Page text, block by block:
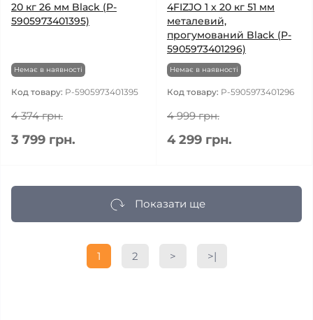
20 кг 26 мм Black (P-
5905973401395)
Немає в наявності
Код товару: P-5905973401395
4 374 грн.
3 799 грн.
4FIZJO 1 x 20 кг 51 мм
металевий,
прогумований Black (P-
5905973401296)
Немає в наявності
Код товару: P-5905973401296
4 999 грн.
4 299 грн.
Показати ще
1 2 > >|